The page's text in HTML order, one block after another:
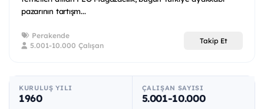
pazarının tartışm...
Perakende
5.001-10.000 Çalışan
Takip Et
KURULUŞ YILI
1960
ÇALIŞAN SAYISI
5.001-10.000